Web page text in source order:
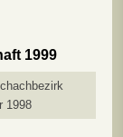
1999
1998